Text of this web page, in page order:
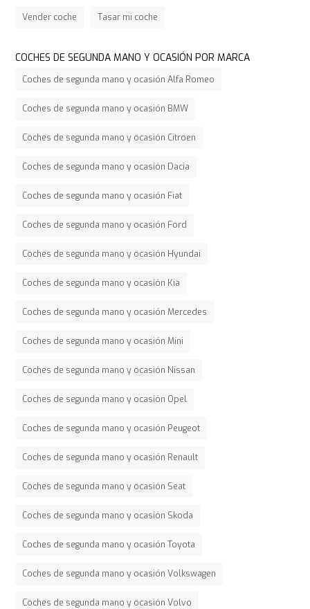
Vender coche Tasar mi coche
COCHES DE SEGUNDA MANO Y OCASIÓN POR MARCA
Coches de segunda mano y ocasión Alfa Romeo
Coches de segunda mano y ocasión BMW
Coches de segunda mano y ocasión Citroen
Coches de segunda mano y ocasión Dacia
Coches de segunda mano y ocasión Fiat
Coches de segunda mano y ocasión Ford
Coches de segunda mano y ocasión Hyundai
Coches de segunda mano y ocasión Kia
Coches de segunda mano y ocasión Mercedes
Coches de segunda mano y ocasión Mini
Coches de segunda mano y ocasión Nissan
Coches de segunda mano y ocasión Opel
Coches de segunda mano y ocasión Peugeot
Coches de segunda mano y ocasión Renault
Coches de segunda mano y ocasión Seat
Coches de segunda mano y ocasión Skoda
Coches de segunda mano y ocasión Toyota
Coches de segunda mano y ocasión Volkswagen
Coches de segunda mano y ocasión Volvo